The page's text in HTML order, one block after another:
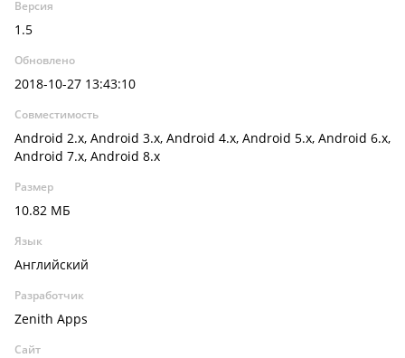
Версия
1.5
Обновлено
2018-10-27 13:43:10
Совместимость
Android 2.x, Android 3.x, Android 4.x, Android 5.x, Android 6.x,
Android 7.x, Android 8.x
Размер
10.82 МБ
Язык
Английский
Разработчик
Zenith Apps
Сайт